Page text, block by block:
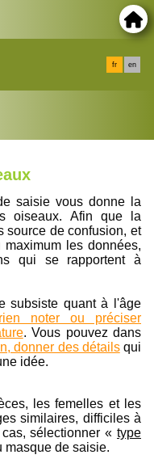
fr en
saisie vous donne la
oiseaux. Afin que la
source de confusion, et
les données,
qui se rapportent à
subsiste quant à l'âge
noter ou préciser
. Vous pouvez dans
donner des détailsqui
idée.
les femelles et les
similaires, difficiles à
sélectionner « type
masque de saisie.